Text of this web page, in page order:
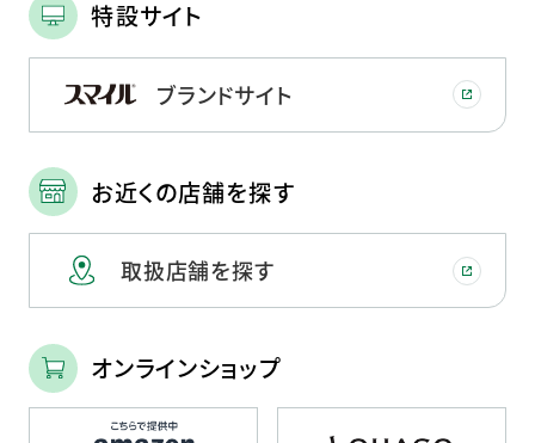
特設サイト
ブランドサイト
お近くの店舗を探す
取扱店舗を探す
オンラインショップ